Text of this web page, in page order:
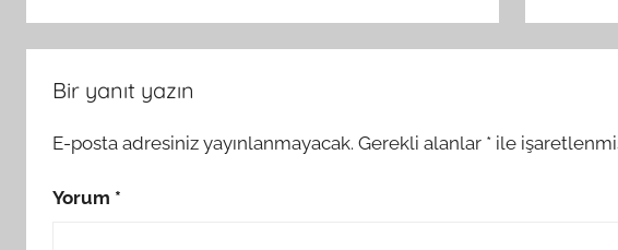
Bir yanıt yazın
E-posta adresiniz yayınlanmayacak. Gerekli alanlar * ile
Yorum *